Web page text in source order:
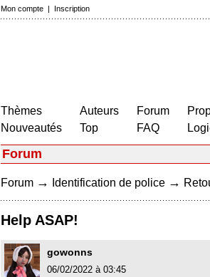
Mon compte | Inscription
Thèmes
Nouveautés
Auteurs
Top
Forum
FAQ
Forum
Forum → Identification de police →
Help ASAP!
gowonns
06/02/2022 à 03:45